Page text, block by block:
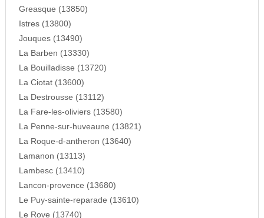
Greasque (13850)
Istres (13800)
Jouques (13490)
La Barben (13330)
La Bouilladisse (13720)
La Ciotat (13600)
La Destrousse (13112)
La Fare-les-oliviers (13580)
La Penne-sur-huveaune (13821)
La Roque-d-antheron (13640)
Lamanon (13113)
Lambesc (13410)
Lancon-provence (13680)
Le Puy-sainte-reparade (13610)
Le Rove (13740)